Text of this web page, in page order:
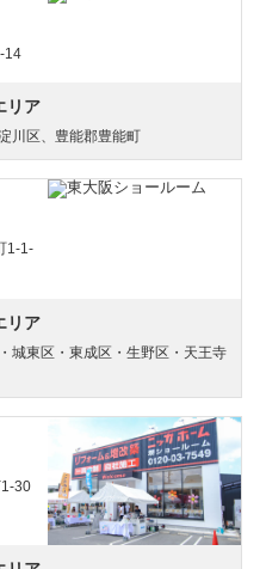
14
リア
川区、豊能郡豊能町
1-1-
リア
城東区・東成区・生野区・天王寺
30